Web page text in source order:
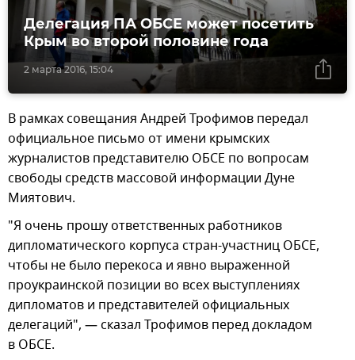
2 марта 2016, 15:04
Делегация ПА ОБСЕ может посетить
Крым во второй половине года
В рамках совещания Андрей Трофимов передал
официальное письмо от имени крымских
журналистов представителю ОБСЕ по вопросам
свободы средств массовой информации Дуне
Миятович.
"Я очень прошу ответственных работников
дипломатического корпуса стран-участниц ОБСЕ,
чтобы не было перекоса и явно выраженной
проукраинской позиции во всех выступлениях
дипломатов и представителей официальных
делегаций", — сказал Трофимов перед докладом
в ОБСЕ.